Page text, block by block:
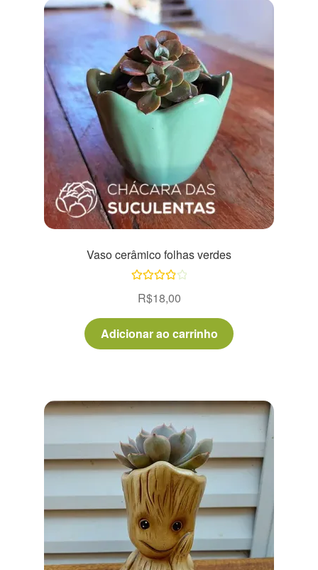
Vaso cerâmico folhas verdes
4.00 de 5
R$18,00
Adicionar ao carrinho